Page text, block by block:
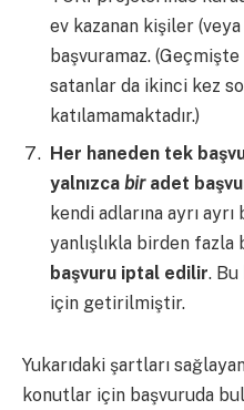
ev kazanan kişiler
başvuramaz. (Geçmişte
satanlar da ikinci kez
katılamamaktadır.)
Her haneden tek
yalnızca biradet
kendi adlarına ayrı ayrı
yanlışlıkla birden fazla
başvuru iptal edilir. Bu
için getirilmiştir.
Yukarıdaki şartları
konutlar için başvuruda